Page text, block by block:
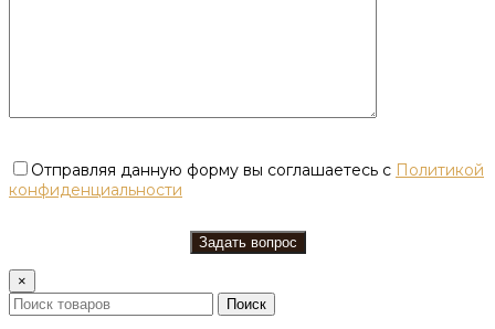
Отправляя данную форму вы соглашаетесь с Политикой
конфиденциальности
×
Поиск